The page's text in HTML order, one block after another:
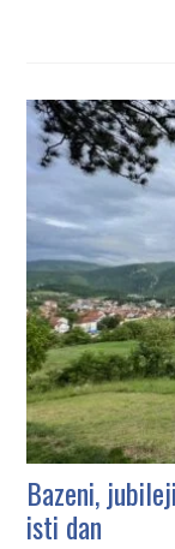
Bazeni,
isti dan